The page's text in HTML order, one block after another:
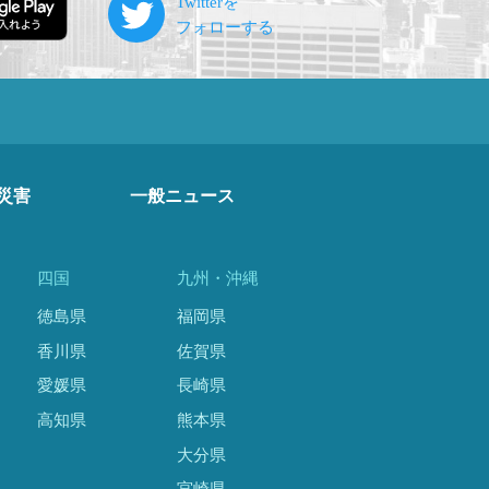
害 一般ニュース
四国
徳島県
香川県
愛媛県
高知県
九州・沖縄
福岡県
佐賀県
長崎県
熊本県
大分県